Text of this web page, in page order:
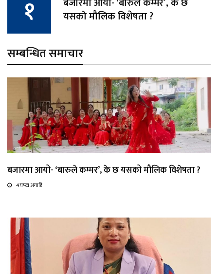
यसको मौलिक विशेषता ?
सम्बन्धित समाचार
बजारमा आयो- ‘बारुले कम्मर’, के छ यसको मौलिक विशेषता ?
4 घण्टा अगाडि